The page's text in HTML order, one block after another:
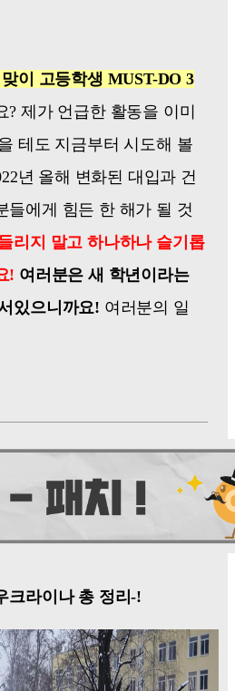
이 고등학생 MUST-DO 3
? 제가 언급한 활동을 이미
테도 지금부터 시도해 볼
년 올해 변화된 대입과 건
들에게 힘든 한 해가 될 것
리지 말고 하나하나 슬기롭
! 여러분은 새 학년이라는
있으니까요! 여러분의 일
크라이나 총 정리-!